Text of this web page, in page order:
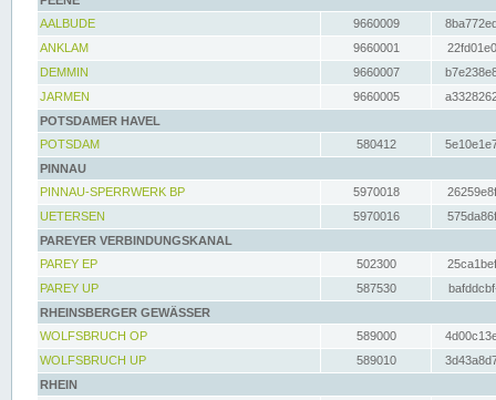
AALBUDE
9660009
ANKLAM
9660001
DEMMIN
9660007
JARMEN
9660005
POTSDAMER HAVEL
POTSDAM
580412
PINNAU
PINNAU-SPERRWERK BP
5970018
UETERSEN
5970016
PAREYER VERBINDUNGSKANAL
PAREY EP
502300
PAREY UP
587530
RHEINSBERGER GEWÄSSER
WOLFSBRUCH OP
589000
WOLFSBRUCH UP
589010
RHEIN